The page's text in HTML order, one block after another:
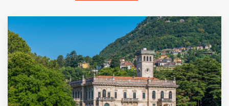
Inviateci le vostre segnalazioni
Iscriviti alla newsletter
www.viveremilano.info